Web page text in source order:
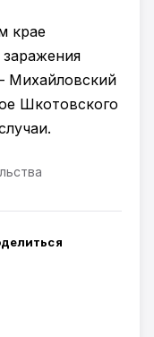
крае
Михайловский
Шкотовского